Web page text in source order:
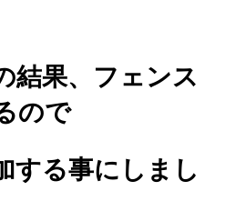
結果、フェンス
ので
する事にしまし